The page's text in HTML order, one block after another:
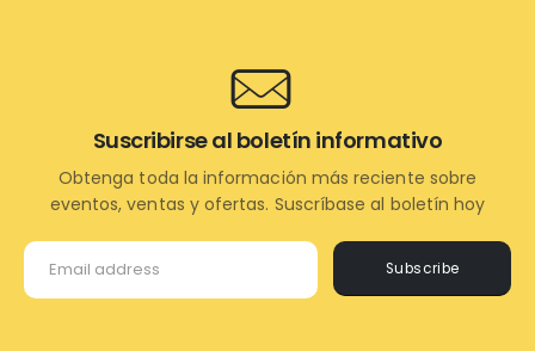
Subscribe
Suscribirse al boletín informativo
Obtenga toda la información más reciente sobre
eventos, ventas y ofertas. Suscríbase al boletín hoy